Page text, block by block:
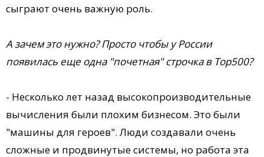
сыграют очень важную роль.
А зачем это нужно? Просто чтобы у России
появилась еще одна "почетная" строчка в Top500?
- Несколько лет назад высокопроизводительные
вычисления были плохим бизнесом. Это были
"машины для героев". Люди создавали очень
сложные и продвинутые системы, но работа эта